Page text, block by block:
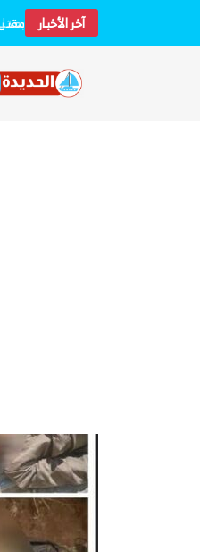
آخر الأخبار